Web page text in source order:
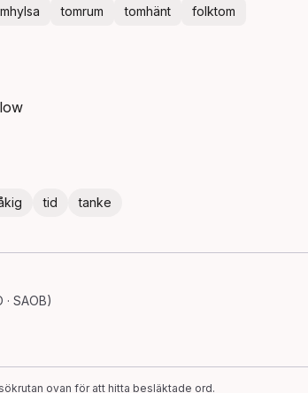
tomrum tomhänt folktom
tid tanke
SAOB)
ovan för att hitta besläktade ord.